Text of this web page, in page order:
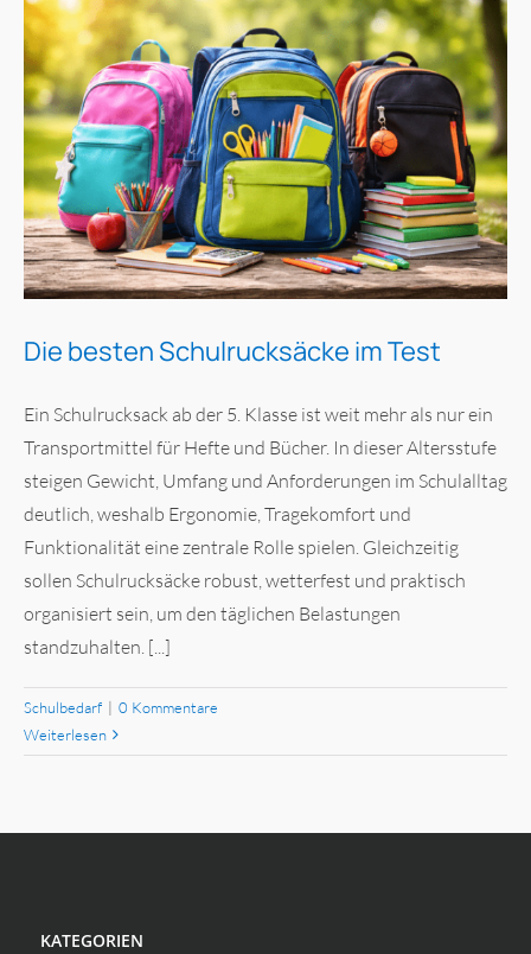
Die besten Schulrucksäcke im Test
Ein Schulrucksack ab der 5. Klasse ist weit mehr als nur ein
Transportmittel für Hefte und Bücher. In dieser Altersstufe
steigen Gewicht, Umfang und Anforderungen im Schulalltag
deutlich, weshalb Ergonomie, Tragekomfort und
Funktionalität eine zentrale Rolle spielen. Gleichzeitig
sollen Schulrucksäcke robust, wetterfest und praktisch
organisiert sein, um den täglichen Belastungen
standzuhalten. [...]
Schulbedarf | 0 Kommentare
Weiterlesen
KATEGORIEN